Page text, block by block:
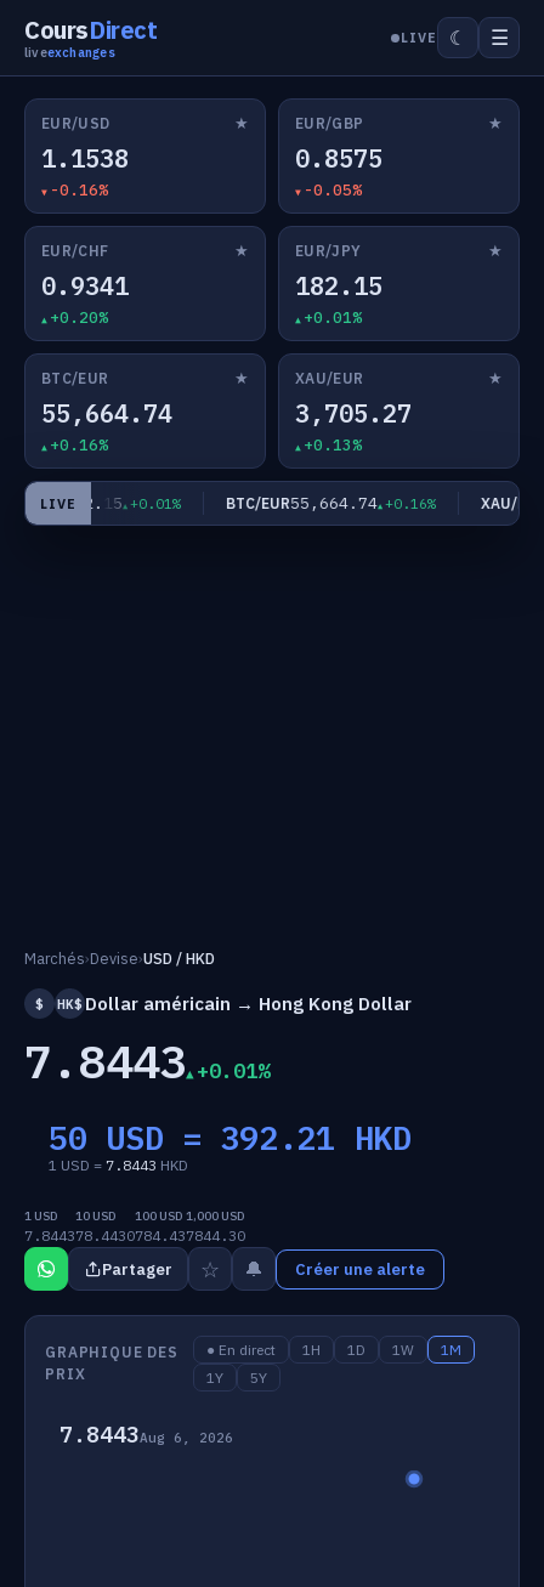
CoursDirect
liveexchanges
LIVE ☾ ☰
EUR/USD ★
1.1538
-0.16%
EUR/GBP ★
0.8575
-0.05%
EUR/CHF ★
0.9341
+0.20%
EUR/JPY ★
182.15
+0.01%
BTC/EUR ★
55,664.74
+0.16%
XAU/EUR ★
3,705.27
+0.13%
LIVE
JPY182.15 +0.01% BTC/EUR55,664.74 +0.16% XAU/EUR
Marchés›Devise›USD / HKD
$ HK$ Dollar américain → Hong Kong Dollar
7.8443 +0.01%
50 USD = 392.21 HKD
1 USD = 7.8443 HKD
1 USD
7.8443
10 USD
78.4430
100 USD
784.43
1,000 USD
7844.30
Partager ☆ 🔔 Créer une alerte
GRAPHIQUE DES
PRIX
● En direct 1H 1D 1W
1M
1Y
5Y
7.8443Aug 6, 2026